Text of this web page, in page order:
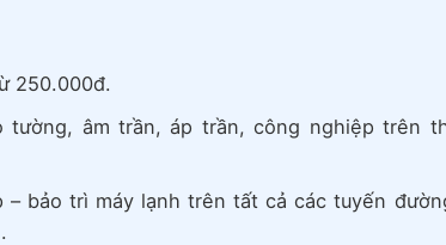
250.000đ.
âm trần, áp trần, công nghiệp trên
– bảo trì máy lạnh trên tất cả các tuyến